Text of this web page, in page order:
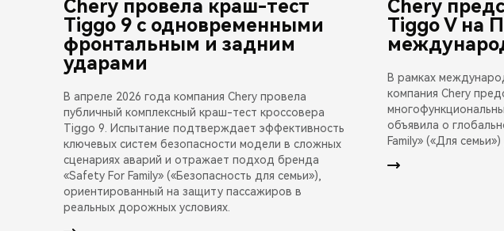
Chery провела краш-тест
Tiggo 9 с одновременными
фронтальным и задним
ударами
В апреле 2026 года компания Chery провела
публичный комплексный краш-тест кроссовера
Tiggo 9. Испытание подтверждает эффективность
ключевых систем безопасности модели в сложных
сценариях аварий и отражает подход бренда
«Safety For Family» («Безопасность для семьи»),
ориентированный на защиту пассажиров в
реальных дорожных условиях.
Chery
Tiggo V на
В рамках
компания Chery
объявила о
Family» («Для семьи»)